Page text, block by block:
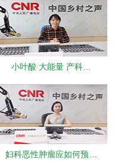
小叶酸 大能量 产科…
妇科恶性肿瘤应如何预…